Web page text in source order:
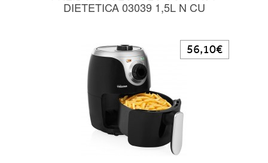
DIETETICA 03039 1,5L N CU
56,10€